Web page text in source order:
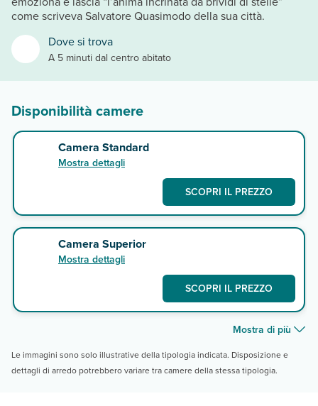
Dove si trova
A 5 minuti dal centro abitato
come scriveva Salvatore Quasimodo della sua città.
Disponibilità camere
Camera Standard
Mostra dettagli
SCOPRI IL PREZZO
Camera Superior
Mostra dettagli
SCOPRI IL PREZZO
Mostra di più
Le immagini sono solo illustrative della tipologia indicata. Disposizione e
dettagli di arredo potrebbero variare tra camere della stessa tipologia.